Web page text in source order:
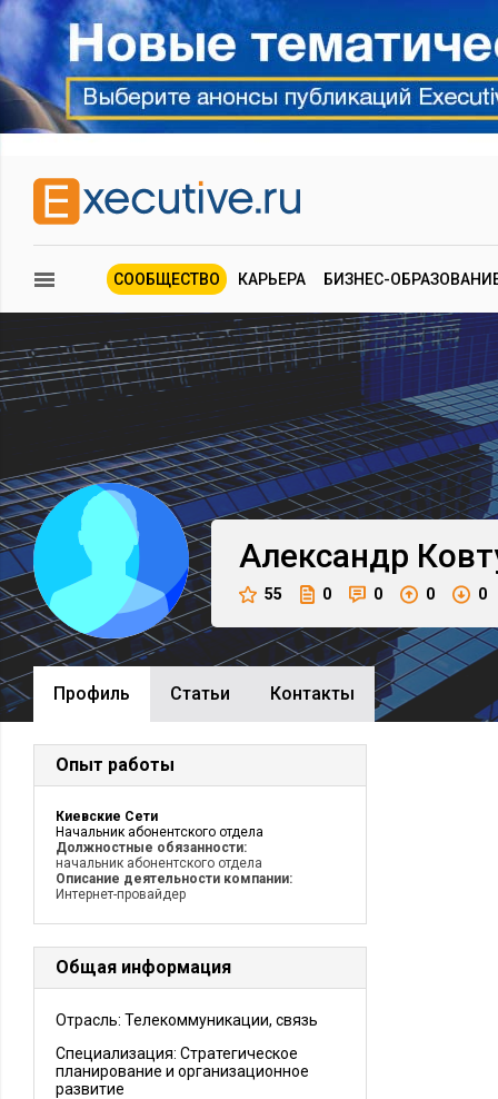
СООБЩЕСТВО КАРЬЕРА БИЗНЕС-
Александр
55 0 0 0 0
Профиль Cтатьи Контакты
Опыт работы
Киевские Сети
Начальник абонентского отдела
Должностные обязанности:
начальник абонентского отдела
Описание деятельности компании:
Интернет-провайдер
Общая информация
Отрасль: Телекоммуникации, связь
Специализация: Стратегическое
планирование и организационное
развитие